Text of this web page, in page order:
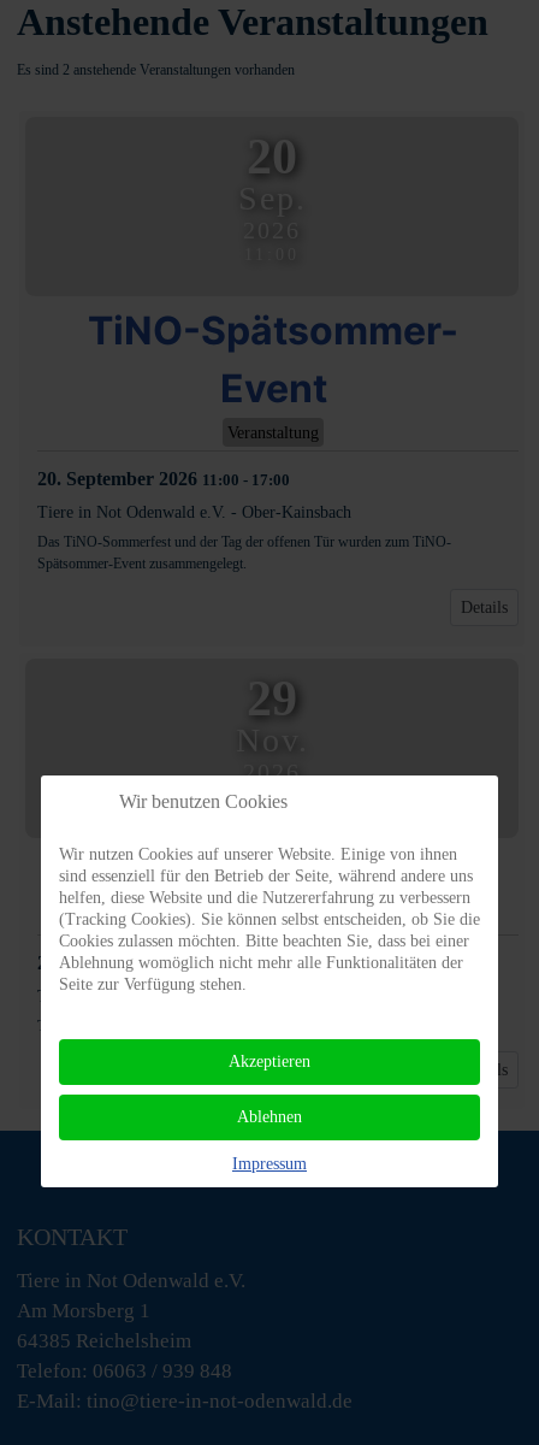
Anstehende Veranstaltungen
Es sind 2 anstehende Veranstaltungen vorhanden
20
Sep.
TiNO-Spätsommer-
Event
Veranstaltung
20. September 2026 11:00 - 17:00
Tiere in Not Odenwald e.V. - Ober-Kainsbach
Das TiNO-Sommerfest und der Tag der offenen Tür wurden zum TiNO-
Spätsommer-Event zusammengelegt.
Details
29
Nov.
2026
16:00
TiNO-Hofadvent
Veranstaltung
29. November 2026 16:00-21:00
Tiere in Not Odenwald e.V.
TiNO-Hofadvent ab 16.00 Uhr auf der Spreng
Details
KONTAKT
Tiere in Not Odenwald e.V.
Am Morsberg 1
64385 Reichelsheim
Telefon: 06063 / 939 848
E-Mail: tino@tiere-in-not-odenwald.de
Wir benutzen Cookies
Wir nutzen Cookies auf unserer Website. Einige von ihnen
sind essenziell für den Betrieb der Seite, während andere uns
helfen, diese Website und die Nutzererfahrung zu verbessern
(Tracking Cookies). Sie können selbst entscheiden, ob Sie die
Cookies zulassen möchten. Bitte beachten Sie, dass bei einer
Ablehnung womöglich nicht mehr alle Funktionalitäten der
Seite zur Verfügung stehen.
Akzeptieren
Ablehnen
Impressum